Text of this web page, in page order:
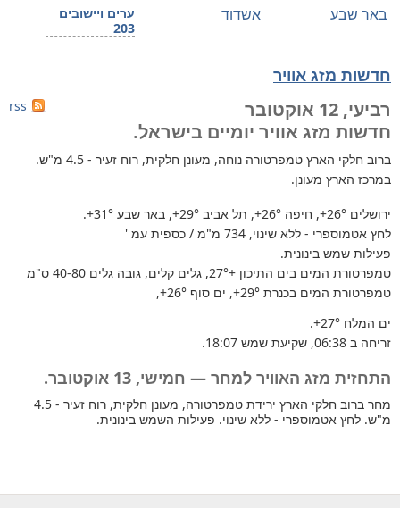
ערים ויישובים
203
אשדוד באר שבע
חדשות מזג אוויר
rss
רביעי, 12 אוקטובר
חדשות מזג אוויר יומיים בישראל.
ברוב חלקי הארץ טמפרטורה נוחה, מעונן חלקית, רוח זעיר - 4.5 מ"ש.
במרכז הארץ מעונן.
ירושלים +26°, חיפה +26°, תל אביב +29°, באר שבע +31°
.
לחץ אטמוספרי - ללא שינוי, 734 מ"מ / כספית עמ '
פעילות שמש בינונית.
טמפרטורת המים בים התיכון +27°
, גלים קלים, גובה גלים 40-80 ס"מ
טמפרטורת המים בכנרת +29°, ים סוף +26°
,
ים המלח +27°
.
זריחה ב 06:38, שקיעת שמש 18:07.
התחזית מזג האוויר למחר — חמישי, 13 אוקטובר.
מחר ברוב חלקי הארץ ירידת טמפרטורה, מעונן חלקית, רוח זעיר - 4.5
מ"ש. לחץ אטמוספרי - ללא שינוי. פעילות השמש בינונית.